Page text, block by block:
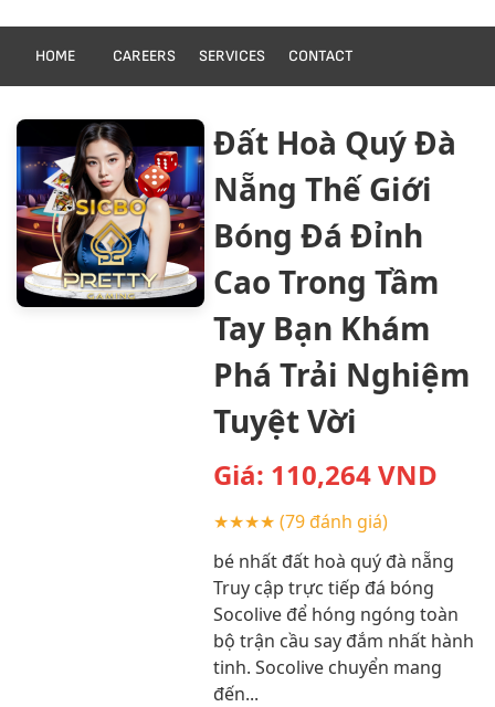
HOME CAREERS SERVICES CONTACT
Đất Hoà Quý Đà
Nẵng Thế Giới
Bóng Đá Đỉnh
Cao Trong Tầm
Tay Bạn Khám
Phá Trải Nghiệm
Tuyệt Vời
Giá: 110,264VND
★★★★ (79 đánh giá)
bé nhất đất hoà quý đà nẵng
Truy cập trực tiếp đá bóng
Socolive để hóng ngóng toàn
bộ trận cầu say đắm nhất hành
tinh. Socolive chuyển mang
đến...